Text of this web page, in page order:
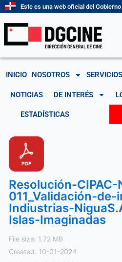
contenido
Este es una web oficial del
INICIO NOSOTROS SERVICIOS
NOTICIAS DE INTERÉS
ESTADÍSTICAS
Resolución-
011_Validación-
Indiustrias-
Islas-Imaginadas
File size: 1.72 MB
Created: 10-01-2024